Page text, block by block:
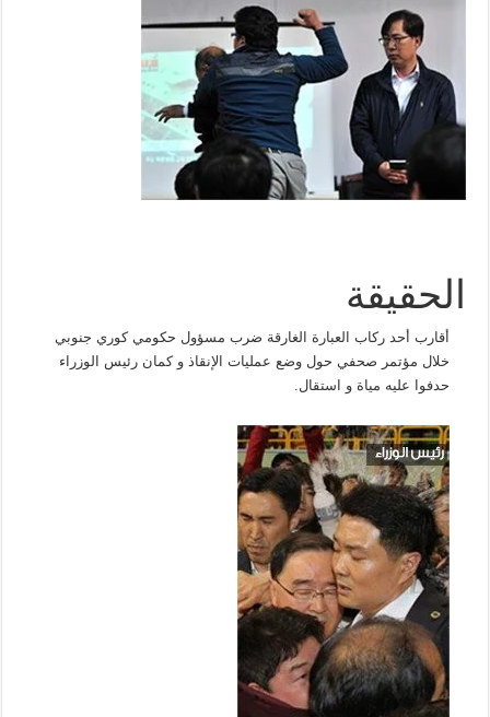
الحقيقة
أقارب أحد ركاب العبارة الغارقة ضرب مسؤول حكومي كوري جنوبي
خلال مؤتمر صحفي حول وضع عمليات الإنقاذ و كمان رئيس الوزراء
حدفوا عليه مياة و استقال.